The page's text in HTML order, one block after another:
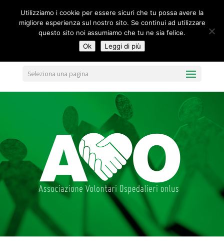
Seleziona una pagina
Utilizziamo i cookie per essere sicuri che tu possa avere la
migliore esperienza sul nostro sito. Se continui ad utilizzare
questo sito noi assumiamo che tu ne sia felice.
Ok
Leggi di più